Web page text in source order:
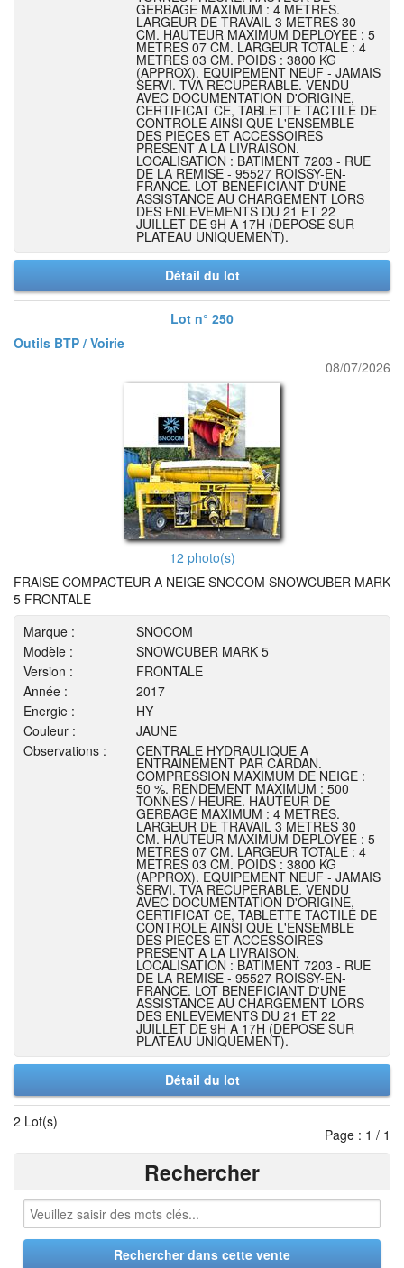
GERBAGE MAXIMUM : 4 METRES.
LARGEUR DE TRAVAIL 3 METRES 30
CM. HAUTEUR MAXIMUM DEPLOYEE : 5
METRES 07 CM. LARGEUR TOTALE : 4
METRES 03 CM. POIDS : 3800 KG
(APPROX). EQUIPEMENT NEUF - JAMAIS
SERVI. TVA RECUPERABLE. VENDU
AVEC DOCUMENTATION D'ORIGINE,
CERTIFICAT CE, TABLETTE TACTILE DE
CONTROLE AINSI QUE L'ENSEMBLE
DES PIECES ET ACCESSOIRES
PRESENT A LA LIVRAISON.
LOCALISATION : BATIMENT 7203 - RUE
DE LA REMISE - 95527 ROISSY-EN-
FRANCE. LOT BENEFICIANT D'UNE
ASSISTANCE AU CHARGEMENT LORS
DES ENLEVEMENTS DU 21 ET 22
JUILLET DE 9H A 17H (DEPOSE SUR
PLATEAU UNIQUEMENT).
Détail du lot
Lot n° 250
Outils BTP / Voirie
08/07/2026
12 photo(s)
FRAISE COMPACTEUR A NEIGE SNOCOM SNOWCUBER MARK
5 FRONTALE
Marque :
SNOCOM
Modèle :
SNOWCUBER MARK 5
Version :
FRONTALE
Année :
2017
Energie :
HY
Couleur :
JAUNE
Observations :
CENTRALE HYDRAULIQUE A
ENTRAINEMENT PAR CARDAN.
COMPRESSION MAXIMUM DE NEIGE :
50 %. RENDEMENT MAXIMUM : 500
TONNES / HEURE. HAUTEUR DE
GERBAGE MAXIMUM : 4 METRES.
LARGEUR DE TRAVAIL 3 METRES 30
CM. HAUTEUR MAXIMUM DEPLOYEE : 5
METRES 07 CM. LARGEUR TOTALE : 4
METRES 03 CM. POIDS : 3800 KG
(APPROX). EQUIPEMENT NEUF - JAMAIS
SERVI. TVA RECUPERABLE. VENDU
AVEC DOCUMENTATION D'ORIGINE,
CERTIFICAT CE, TABLETTE TACTILE DE
CONTROLE AINSI QUE L'ENSEMBLE
DES PIECES ET ACCESSOIRES
PRESENT A LA LIVRAISON.
LOCALISATION : BATIMENT 7203 - RUE
DE LA REMISE - 95527 ROISSY-EN-
FRANCE. LOT BENEFICIANT D'UNE
ASSISTANCE AU CHARGEMENT LORS
DES ENLEVEMENTS DU 21 ET 22
JUILLET DE 9H A 17H (DEPOSE SUR
PLATEAU UNIQUEMENT).
Détail du lot
2 Lot(s)
Page : 1 / 1
Rechercher